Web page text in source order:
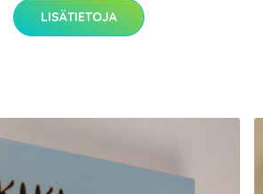
LISÄTIETOJA